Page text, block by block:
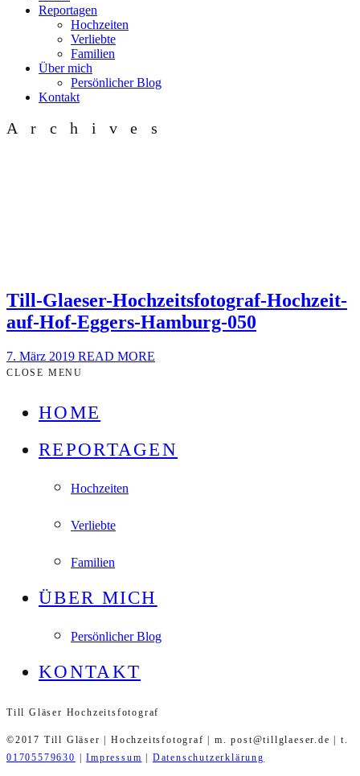
Reportagen
Hochzeiten
Verliebte
Familien
Über mich
Persönlicher Blog
Kontakt
Archives
Till-Glaeser-Hochzeitsfotograf-Hochzeit-
auf-Hof-Eggers-Hamburg-050
7. März 2019 READ MORE
CLOSE MENU
HOME
REPORTAGEN
Hochzeiten
Verliebte
Familien
ÜBER MICH
Persönlicher Blog
KONTAKT
Till Gläser Hochzeitsfotograf
©2017 Till Gläser | Hochzeitsfotograf | m. post@tillglaeser.de | t.
01705579630
|Impressum Datenschutzerklärung